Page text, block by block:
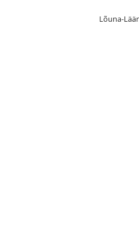
Lõuna-